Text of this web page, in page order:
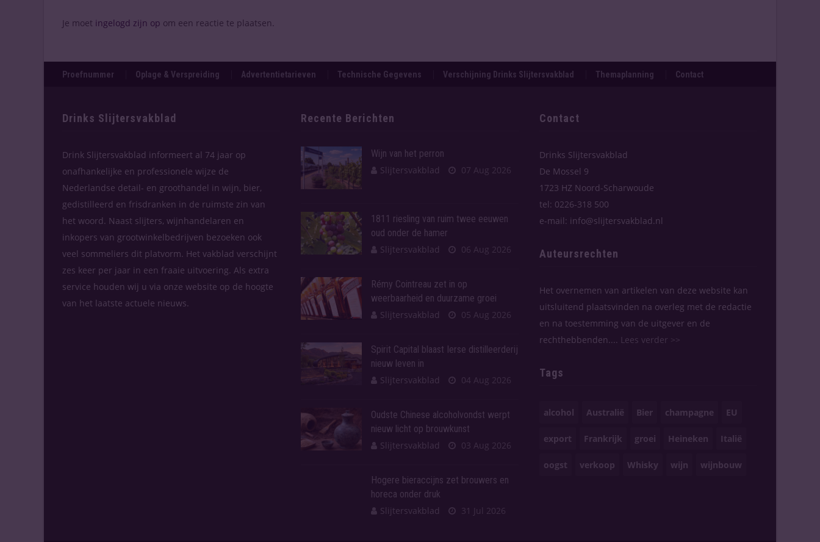
Je moet ingelogd zijn op om een reactie te plaatsen.
Proefnummer Oplage & Verspreiding Advertentietarieven Technische Gegevens Verschijning Drinks Slijtersvakblad Themaplanning Contact
Drinks Slijtersvakblad
Drink Slijtersvakblad informeert al 74 jaar op
onafhankelijke en professionele wijze de
Nederlandse detail- en groothandel in wijn, bier,
gedistilleerd en frisdranken in de ruimste zin van
het woord. Naast slijters, wijnhandelaren en
inkopers van grootwinkelbedrijven bezoeken ook
veel sommeliers dit platvorm. Het vakblad verschijnt
zes keer per jaar in een fraaie uitvoering. Als extra
service houden wij u via onze website op de hoogte
van het laatste actuele nieuws.
Recente Berichten
Wijn van het perron
Slijtersvakblad
07 Aug 2026
1811 riesling van ruim twee eeuwen
oud onder de hamer
Slijtersvakblad
06 Aug 2026
Rémy Cointreau zet in op
weerbaarheid en duurzame groei
Slijtersvakblad
05 Aug 2026
Spirit Capital blaast Ierse distilleerderij
nieuw leven in
Slijtersvakblad
04 Aug 2026
Oudste Chinese alcoholvondst werpt
nieuw licht op brouwkunst
Slijtersvakblad
03 Aug 2026
Hogere bieraccijns zet brouwers en
horeca onder druk
Slijtersvakblad
31 Jul 2026
Contact
Drinks Slijtersvakblad
De Mossel 9
1723 HZ Noord-Scharwoude
tel: 0226-318 500
e-mail: info@slijtersvakblad.nl
Auteursrechten
Het overnemen van artikelen van deze website kan
uitsluitend plaatsvinden na overleg met de redactie
en na toestemming van de uitgever en de
rechthebbenden.... Lees verder >>
Tags
alcohol Australië Bier champagne EU
export Frankrijk groei Heineken Italië
oogst verkoop Whisky wijn wijnbouw